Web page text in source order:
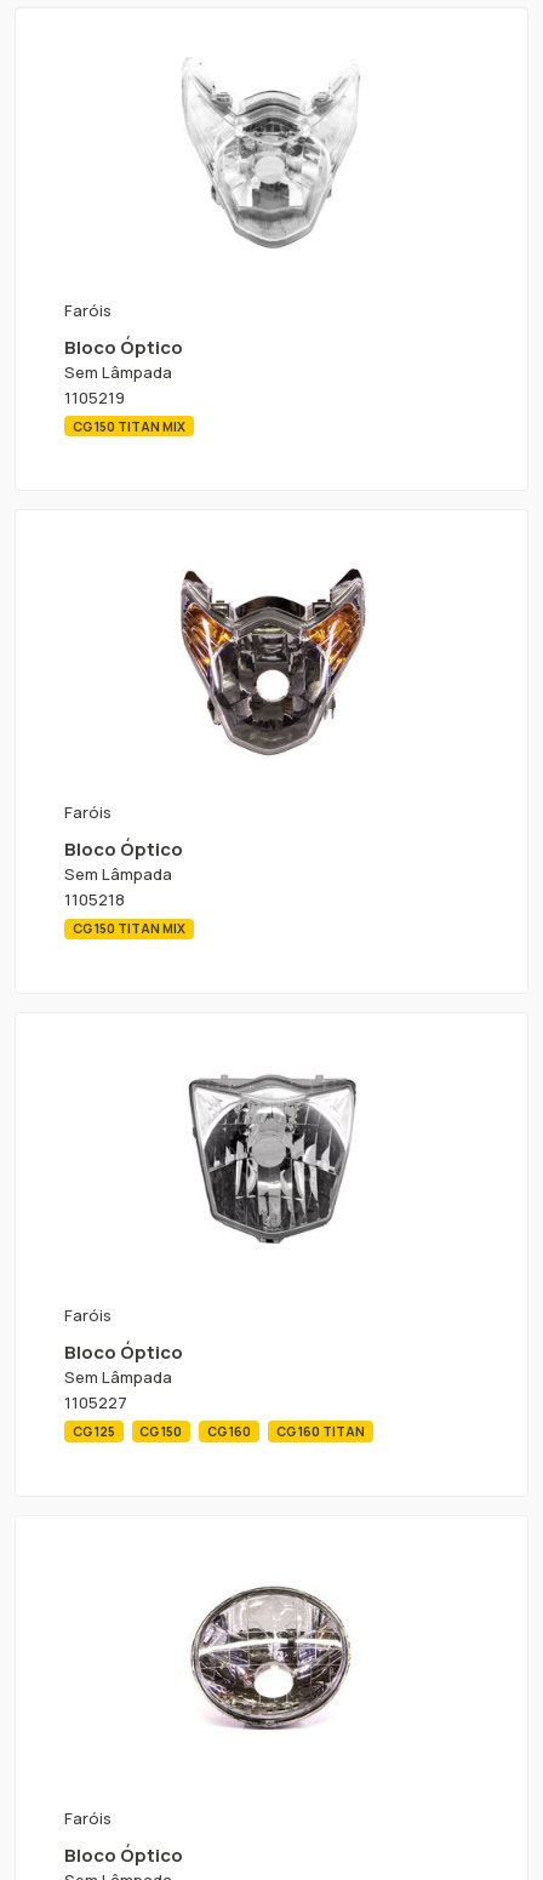
Faróis
Bloco Óptico
Sem Lâmpada
1105219
CG 150 TITAN MIX
Faróis
Bloco Óptico
Sem Lâmpada
1105218
CG 150 TITAN MIX
Faróis
Bloco Óptico
Sem Lâmpada
1105227
CG 125 CG 150 CG 160 CG 160 TITAN
Faróis
Bloco Óptico